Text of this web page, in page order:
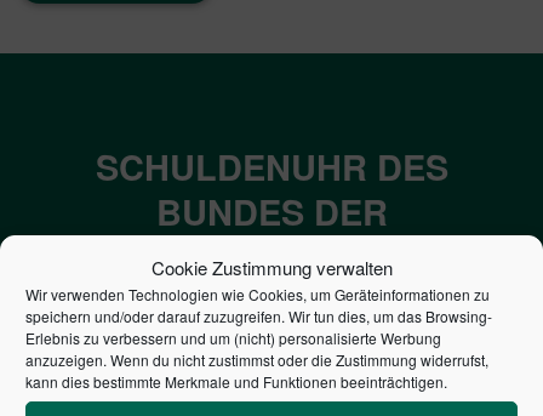
Cookie Zustimmung verwalten
Wir verwenden Technologien wie Cookies, um Geräteinformationen zu
speichern und/oder darauf zuzugreifen. Wir tun dies, um das Browsing-
Erlebnis zu verbessern und um (nicht) personalisierte Werbung
anzuzeigen. Wenn du nicht zustimmst oder die Zustimmung widerrufst,
kann dies bestimmte Merkmale und Funktionen beeinträchtigen.
SCHULDENUHR DES
BUNDES DER
STEUERZAHLER
7,052€
NEUVERSCHULDUNG
PRO SEKUNDE